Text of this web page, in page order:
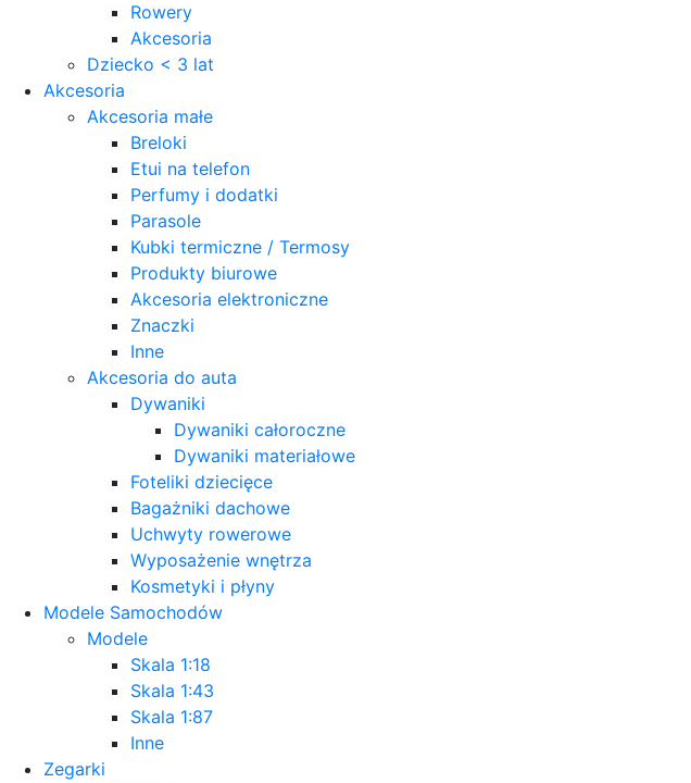
Rowery
Akcesoria
Dziecko < 3 lat
Akcesoria
Akcesoria małe
Breloki
Etui na telefon
Perfumy i dodatki
Parasole
Kubki termiczne / Termosy
Produkty biurowe
Akcesoria elektroniczne
Znaczki
Inne
Akcesoria do auta
Dywaniki
Dywaniki całoroczne
Dywaniki materiałowe
Foteliki dziecięce
Bagażniki dachowe
Uchwyty rowerowe
Wyposażenie wnętrza
Kosmetyki i płyny
Modele Samochodów
Modele
Skala 1:18
Skala 1:43
Skala 1:87
Inne
Zegarki